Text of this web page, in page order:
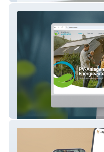
Energieautonom